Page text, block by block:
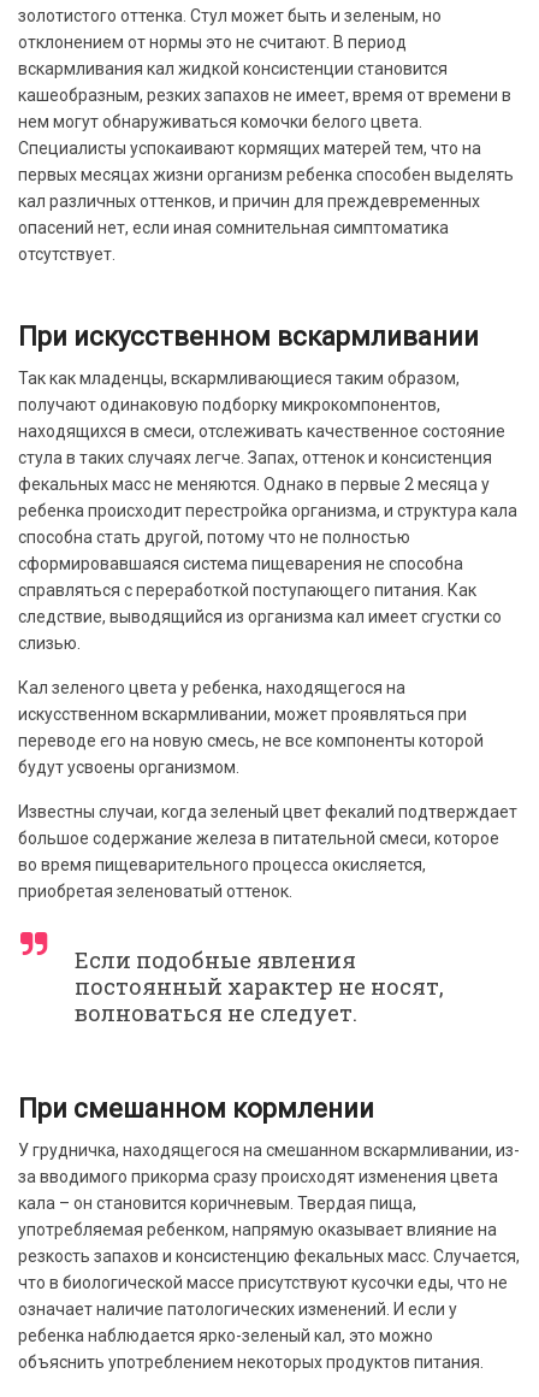
золотистого оттенка. Стул может быть и зеленым, но
отклонением от нормы это не считают. В период
вскармливания кал жидкой консистенции становится
кашеобразным, резких запахов не имеет, время от времени в
нем могут обнаруживаться комочки белого цвета.
Специалисты успокаивают кормящих матерей тем, что на
первых месяцах жизни организм ребенка способен выделять
кал различных оттенков, и причин для преждевременных
опасений нет, если иная сомнительная симптоматика
отсутствует.
При искусственном вскармливании
Так как младенцы, вскармливающиеся таким образом,
получают одинаковую подборку микрокомпонентов,
находящихся в смеси, отслеживать качественное состояние
стула в таких случаях легче. Запах, оттенок и консистенция
фекальных масс не меняются. Однако в первые 2 месяца у
ребенка происходит перестройка организма, и структура кала
способна стать другой, потому что не полностью
сформировавшаяся система пищеварения не способна
справляться с переработкой поступающего питания. Как
следствие, выводящийся из организма кал имеет сгустки со
слизью.
Кал зеленого цвета у ребенка, находящегося на
искусственном вскармливании, может проявляться при
переводе его на новую смесь, не все компоненты которой
будут усвоены организмом.
Известны случаи, когда зеленый цвет фекалий подтверждает
большое содержание железа в питательной смеси, которое
во время пищеварительного процесса окисляется,
приобретая зеленоватый оттенок.
Если подобные явления
постоянный характер не носят,
волноваться не следует.
При смешанном кормлении
У грудничка, находящегося на смешанном вскармливании, из-
за вводимого прикорма сразу происходят изменения цвета
кала – он становится коричневым. Твердая пища,
употребляемая ребенком, напрямую оказывает влияние на
резкость запахов и консистенцию фекальных масс. Случается,
что в биологической массе присутствуют кусочки еды, что не
означает наличие патологических изменений. И если у
ребенка наблюдается ярко-зеленый кал, это можно
объяснить употреблением некоторых продуктов питания.